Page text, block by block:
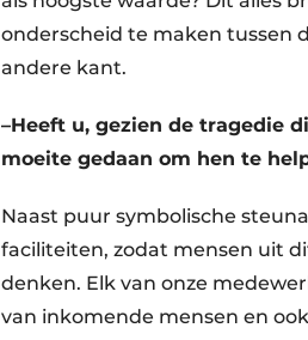
onderscheid te maken tussen
andere kant.
–Heeft u, gezien de tragedie
moeite gedaan om hen te
Naast puur symbolische
faciliteiten, zodat mensen uit
denken. Elk van onze
van inkomende mensen en